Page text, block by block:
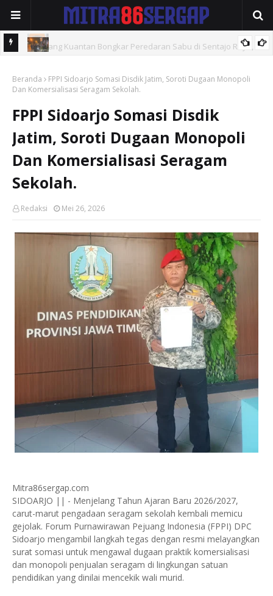
Intensifkan Patroli KRYD di Kota Medan
Beranda
FPPI Sidoarjo Somasi Disdik Jatim, Soroti Dugaan Monopoli
Dan Komersialisasi Seragam Sekolah.
FPPI Sidoarjo Somasi Disdik
Jatim, Soroti Dugaan Monopoli
Dan Komersialisasi Seragam
Sekolah.
Redaksi Mei 26, 2026
Mitra86sergap.com
SIDOARJO || - Menjelang Tahun Ajaran Baru 2026/2027,
carut-marut pengadaan seragam sekolah kembali memicu
gejolak. Forum Purnawirawan Pejuang Indonesia (FPPI) DPC
Sidoarjo mengambil langkah tegas dengan resmi melayangkan
surat somasi untuk mengawal dugaan praktik komersialisasi
dan monopoli penjualan seragam di lingkungan satuan
pendidikan yang dinilai mencekik wali murid.